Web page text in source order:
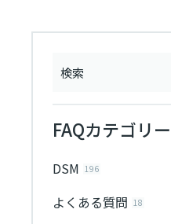
FAQカテゴリー
DSM 196
よくある質問 18